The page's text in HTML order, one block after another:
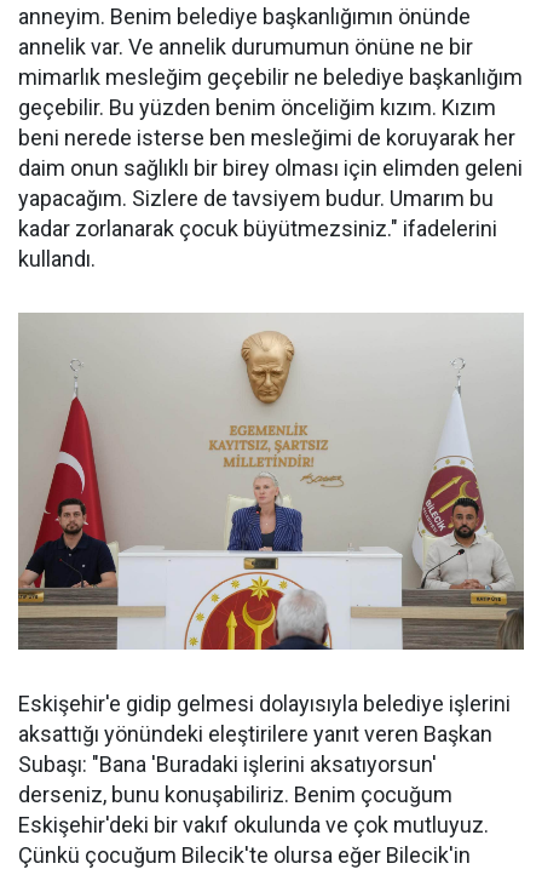
anneyim. Benim belediye başkanlığımın önünde
annelik var. Ve annelik durumumun önüne ne bir
mimarlık mesleğim geçebilir ne belediye başkanlığım
geçebilir. Bu yüzden benim önceliğim kızım. Kızım
beni nerede isterse ben mesleğimi de koruyarak her
daim onun sağlıklı bir birey olması için elimden geleni
yapacağım. Sizlere de tavsiyem budur. Umarım bu
kadar zorlanarak çocuk büyütmezsiniz." ifadelerini
kullandı.
Eskişehir'e gidip gelmesi dolayısıyla belediye işlerini
aksattığı yönündeki eleştirilere yanıt veren Başkan
Subaşı: "Bana 'Buradaki işlerini aksatıyorsun'
derseniz, bunu konuşabiliriz. Benim çocuğum
Eskişehir'deki bir vakıf okulunda ve çok mutluyuz.
Çünkü çocuğum Bilecik'te olursa eğer Bilecik'in